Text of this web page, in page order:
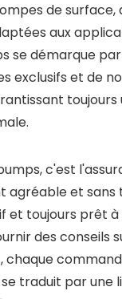
de surface,
aux
se démarque
exclusifs et de
c'est
agréable et sans
et toujours prêt à
des conseils
chaque
traduit par une